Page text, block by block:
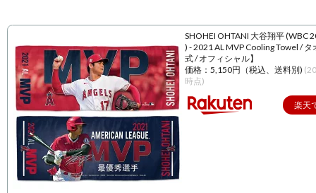
SHOHEI OHTANI 大谷翔平 (WBC
) - 2021 AL MVP Cooling Towel / タ
式 / オフィシャル】
価格：5,150円（税込、送料別)
時点)
楽天